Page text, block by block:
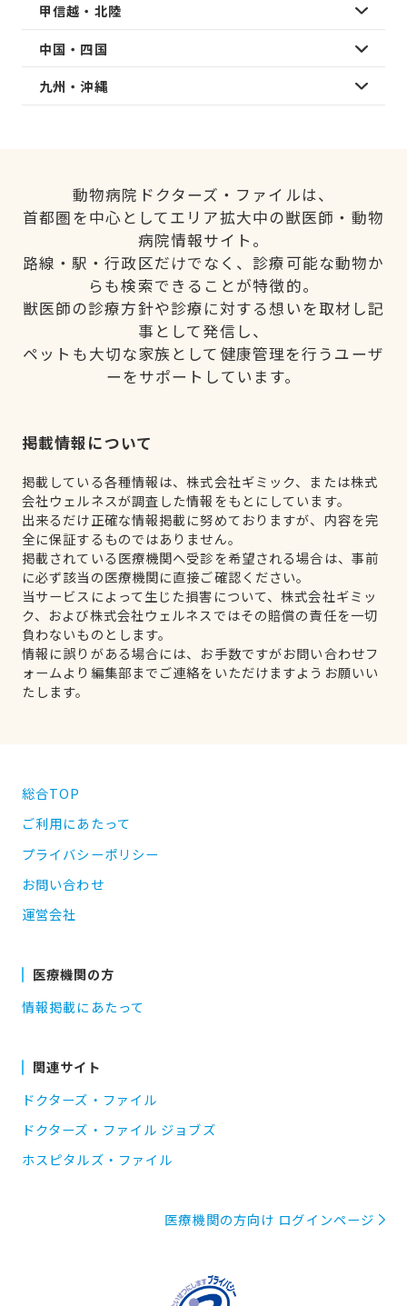
甲信越・北陸
中国・四国
九州・沖縄
動物病院ドクターズ・ファイルは、
首都圏を中心としてエリア拡大中の獣医師・動物
病院情報サイト。
路線・駅・行政区だけでなく、診療可能な動物か
らも検索できることが特徴的。
獣医師の診療方針や診療に対する想いを取材し記
事として発信し、
ペットも大切な家族として健康管理を行うユーザ
ーをサポートしています。
掲載情報について
掲載している各種情報は、株式会社ギミック、または株式
会社ウェルネスが調査した情報をもとにしています。
出来るだけ正確な情報掲載に努めておりますが、内容を完
全に保証するものではありません。
掲載されている医療機関へ受診を希望される場合は、事前
に必ず該当の医療機関に直接ご確認ください。
当サービスによって生じた損害について、株式会社ギミッ
ク、および株式会社ウェルネスではその賠償の責任を一切
負わないものとします。
情報に誤りがある場合には、お手数ですがお問い合わせフ
ォームより編集部までご連絡をいただけますようお願いい
たします。
総合TOP
ご利用にあたって
プライバシーポリシー
お問い合わせ
運営会社
医療機関の方
情報掲載にあたって
関連サイト
ドクターズ・ファイル
ドクターズ・ファイル ジョブズ
ホスピタルズ・ファイル
医療機関の方向け ログインページ